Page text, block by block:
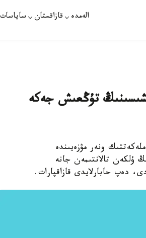
الەمدە قازاقستان ساياسات
تۇڭعىش جەكە
ق ر مەملەكەتتىك ونەر مۋزەيىندە
ۇلكەن تالانتىمەن جانە
دەپ حابارلايدى قازاقپارات.